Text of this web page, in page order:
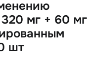
мг + 60 мг
шт